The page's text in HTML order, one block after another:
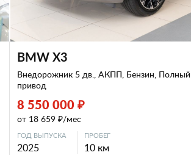
BMW X3
Внедорожник 5 дв., АКПП, Бензин, Полный
привод
8 550 000 ₽
от 18 659 ₽/мес
ГОД ВЫПУСКА
2025
ПРОБЕГ
10 км